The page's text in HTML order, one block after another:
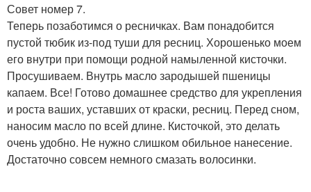
Совет номер 7.
Теперь позаботимся о ресничках. Вам понадобится
пустой тюбик из-под туши для ресниц. Хорошенько моем
его внутри при помощи родной намыленной кисточки.
Просушиваем. Внутрь масло зародышей пшеницы
капаем. Все! Готово домашнее средство для укрепления
и роста ваших, уставших от краски, ресниц. Перед сном,
наносим масло по всей длине. Кисточкой, это делать
очень удобно. Не нужно слишком обильное нанесение.
Достаточно совсем немного смазать волосинки.